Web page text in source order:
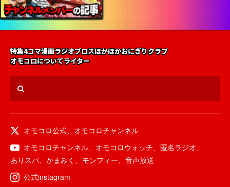
特集4コマ漫画ラジオブロスほかほかおにぎりクラブ
オモコロについてライター
オモコロ公式、 オモコロチャンネル
オモコロチャンネル、 オモコロウォッチ、 匿名ラジオ、
ありスパ、 かまみく 、 モンフィー、 音声放送
公式instagram